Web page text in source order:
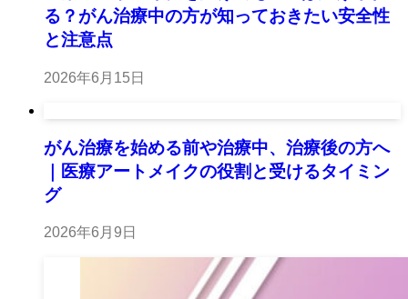
る？がん治療中の方が知っておきたい安全性
と注意点
2026年6月15日
がん治療を始める前や治療中、治療後の方へ
｜医療アートメイクの役割と受けるタイミン
グ
2026年6月9日